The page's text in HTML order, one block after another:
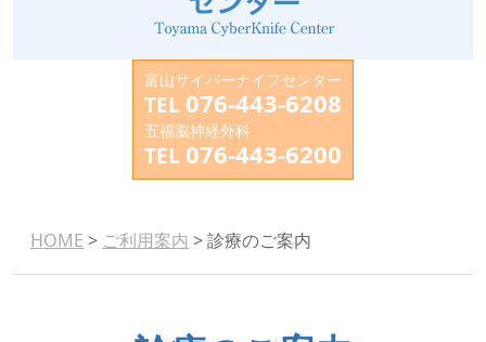
富山サイバーナイフセンター
TEL 076-443-6208
五福脳神経外科
TEL 076-443-6200
HOME > ご利用案内 > 診療のご案内